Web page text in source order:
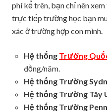
phí kể trên, bạn chỉ nên
trực tiếp trường học bạn
xác ở trường hợp con mình.
Hệ thống Trường
đồng/năm.
Hệ thống Trường
Hệ thống Trường Tây
Hệ thống Trường